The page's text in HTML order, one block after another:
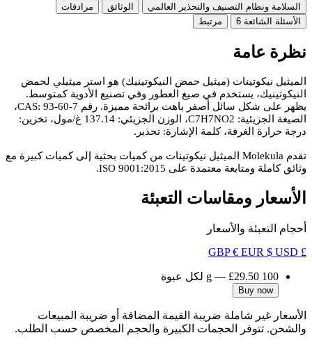
السلامة ونظام التصنيف والتحذير العالمي
الوثائق
مرادفات
الأسئلة الشائعة 6 مرتبط
نظرة عامة
الميثيل نيكوتينات (ميثيل حمض النيكوتينيك) هو استر ميثيلي لحمض
النيكوتينيك، يستخدم في صيغ العطور وفي تصنيع الأدوية كمتوسط.
يظهر على شكل سائل أصفر باهت برائحة مميزة. رقم CAS: 93-60-7،
الصيغة الجزيئية: C7H7NO2، الوزن الجزيئي: 137.14 غ/مول، تخزين:
درجة حرارة الغرفة، كلمة الإشارة: تحذير.
تقدم Molekula الميثيل نيكوتينات من كميات بحثية إلى كميات كبيرة مع
وثائق كاملة ومتابعة معتمدة على ISO 9001:2015.
الأسعار ومقاسات التعبئة
أحجام التعبئة والأسعار
£ GBP
€ EUR $ USD
100 g
— £29.50 لكل عبوة
Buy now
الأسعار غير شاملة ضريبة القيمة المضافة أو ضريبة المبيعات
والشحن. تتوفر الحجمات الكبيرة والحجم المخصص حسب الطلب.